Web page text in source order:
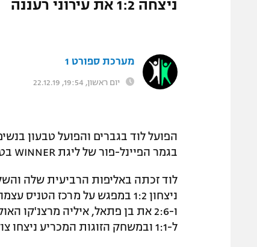
ניצחה 1:2 את עירוני רעננה
מערכת ספורט 1
יום ראשון, 19:54, 22.12.19
בגמר הפיינל-פור של ליגת WINNER בטניס שהתקיימו ברעננה.
ל-1:1 ובמשחק הזוגות המכריע ניצחו צוקרמן וקובלט את מרצ'נקו ואיגור סמילנסקי 4:6 ו-5:7.